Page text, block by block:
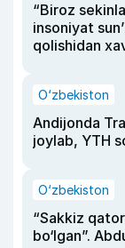
“Biroz
insoniyat
qolishidan
O‘zbekiston
Andijonda
joylab, YTH
O‘zbekiston
“Sakkiz
bo‘lgan”.